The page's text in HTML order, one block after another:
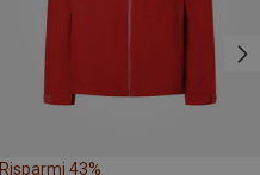
Risparmi 43%